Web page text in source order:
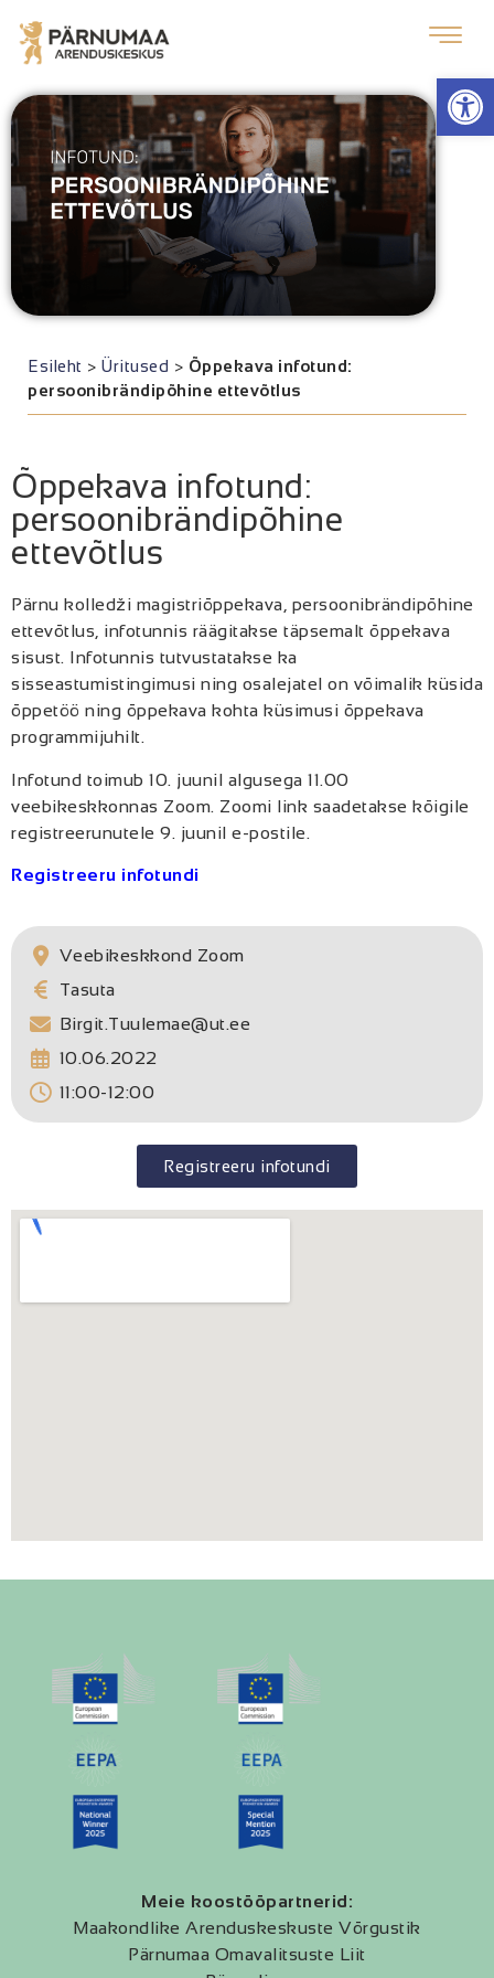
Esileht > Üritused > Õppekava infotund:
persoonibrändipõhine ettevõtlus
Õppekava infotund:
persoonibrändipõhine
ettevõtlus
Pärnu kolledži magistriõppekava, persoonibrändipõhine
ettevõtlus, infotunnis räägitakse täpsemalt õppekava
sisust. Infotunnis tutvustatakse ka
sisseastumistingimusi ning osalejatel on võimalik küsida
õppetöö ning õppekava kohta küsimusi õppekava
programmijuhilt.
Infotund toimub 10. juunil algusega 11.00
veebikeskkonnas Zoom. Zoomi link saadetakse kõigile
registreerunutele 9. juunil e-postile.
Registreeru infotundi
Veebikeskkond Zoom
Tasuta
Birgit.Tuulemae@ut.ee
10.06.2022
11:00-12:00
Registreeru infotundi
Meie koostööpartnerid:
Maakondlike Arenduskeskuste Võrgustik
Pärnumaa Omavalitsuste Liit